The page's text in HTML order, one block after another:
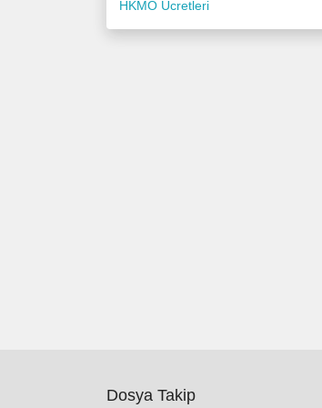
HKMO Ücretleri
Dosya Takip